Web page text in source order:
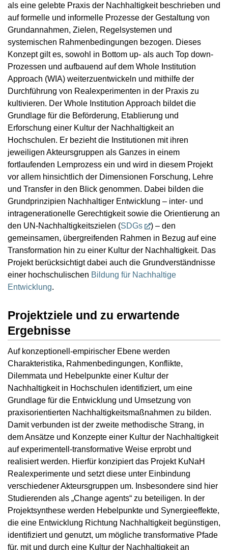
als eine gelebte Praxis der Nachhaltigkeit beschrieben und
auf formelle und informelle Prozesse der Gestaltung von
Grundannahmen, Zielen, Regelsystemen und
systemischen Rahmenbedingungen bezogen. Dieses
Konzept gilt es, sowohl in Bottom up- als auch Top down-
Prozessen und aufbauend auf dem Whole Institution
Approach (WIA) weiterzuentwickeln und mithilfe der
Durchführung von Realexperimenten in der Praxis zu
kultivieren. Der Whole Institution Approach bildet die
Grundlage für die Beförderung, Etablierung und
Erforschung einer Kultur der Nachhaltigkeit an
Hochschulen. Er bezieht die Institutionen mit ihren
jeweiligen Akteursgruppen als Ganzes in einem
fortlaufenden Lernprozess ein und wird in diesem Projekt
vor allem hinsichtlich der Dimensionen Forschung, Lehre
und Transfer in den Blick genommen. Dabei bilden die
Grundprinzipien Nachhaltiger Entwicklung – inter- und
intragenerationelle Gerechtigkeit sowie die Orientierung an
den UN-Nachhaltigkeitszielen (SDGs
) – den
gemeinsamen, übergreifenden Rahmen in Bezug auf eine
Transformation hin zu einer Kultur der Nachhaltigkeit. Das
Projekt berücksichtigt dabei auch die Grundverständnisse
einer hochschulischen Bildung für Nachhaltige
Entwicklung.
Projektziele und zu erwartende
Ergebnisse
Auf konzeptionell-empirischer Ebene werden
Charakteristika, Rahmenbedingungen, Konflikte,
Dilemmata und Hebelpunkte einer Kultur der
Nachhaltigkeit in Hochschulen identifiziert, um eine
Grundlage für die Entwicklung und Umsetzung von
praxisorientierten Nachhaltigkeitsmaßnahmen zu bilden.
Damit verbunden ist der zweite methodische Strang, in
dem Ansätze und Konzepte einer Kultur der Nachhaltigkeit
auf experimentell-transformative Weise erprobt und
realisiert werden. Hierfür konzipiert das Projekt KuNaH
Realexperimente und setzt diese unter Einbindung
verschiedener Akteursgruppen um. Insbesondere sind hier
Studierenden als „Change agents“ zu beteiligen. In der
Projektsynthese werden Hebelpunkte und Synergieeffekte,
die eine Entwicklung Richtung Nachhaltigkeit begünstigen,
identifiziert und genutzt, um mögliche transformative Pfade
für, mit und durch eine Kultur der Nachhaltigkeit an